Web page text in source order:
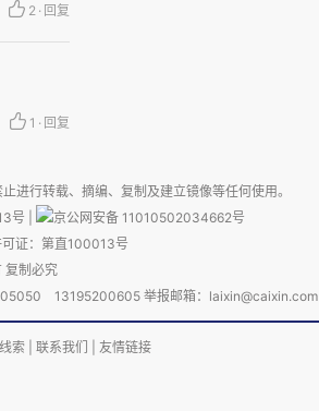
多行为
弃顶配
，我们
2 · 回复
1 · 回复
进行转载、摘编、复制及建立镜像等任何使用。
号
京公网安备 11010502034662号
证：第直100013号
复制必究
13195200605 举报邮箱：laixin@caixin.com
索 联系我们 友情链接